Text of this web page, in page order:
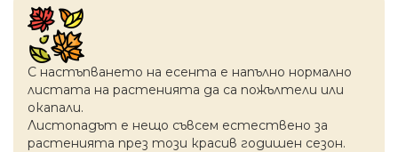
С настъпването на есентa е напълно нормално
листата на растенията да са пожълтели или
окапaли.
Листопадът е нещо съвсем естествено за
растенията през този красив годишен сезон.